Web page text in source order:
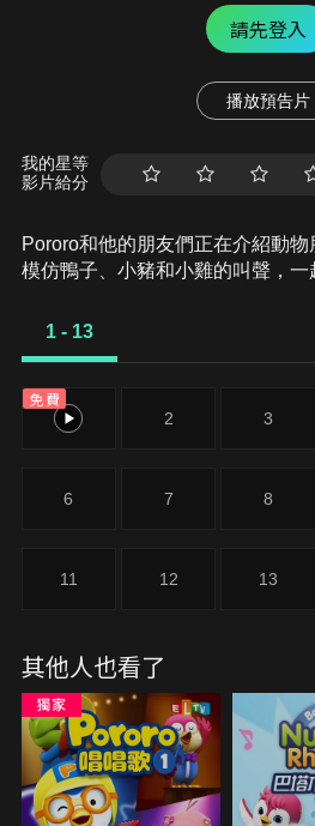
請先登入
播放預告片
我的星等
影片給分
Pororo和他的朋友們正在介紹動
模仿鴨子、小豬和小雞的叫聲，一
1 - 13
免費
1 2 3
6 7 8
11 12 13
其他人也看了